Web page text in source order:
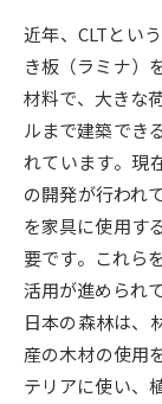
志望校・出願校
併願校選び
先輩が入学を決めた
新生活お役立ちガイ
近年、CLTとい
き板（ラミナ）
材料で、大きな
ルまで建築でき
れています。現
の開発が行われ
を家具に使用す
要です。これら
活用が進められ
日本の森林は、
産の木材の使用
テリアに使い、